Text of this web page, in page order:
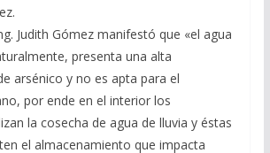
Judith Gómez manifestó que «el agua
presenta una alta
arsénico y no es apta para el
por ende en el interior los
la cosecha de agua de lluvia y éstas
el almacenamiento que impacta